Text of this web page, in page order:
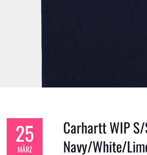
25
MÄRZ
Carhartt WIP
Navy/White/